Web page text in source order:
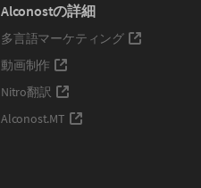
Alconostの詳細
多言語マーケティング
動画制作
Nitro翻訳
Alconost.MT